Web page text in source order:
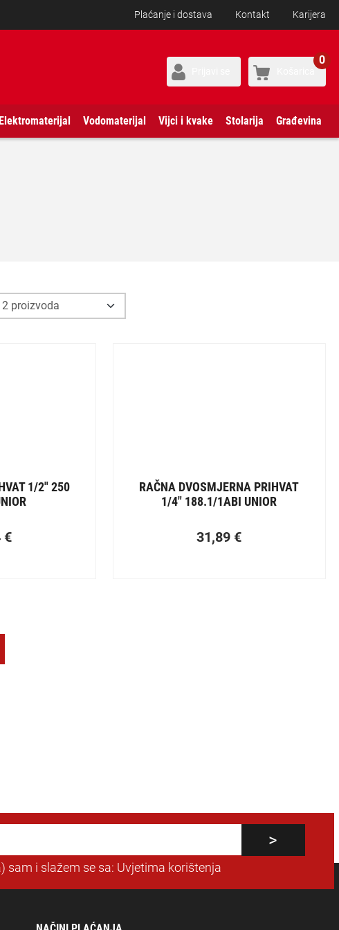
Plaćanje i dostava Kontakt Karijera
0
Elektromaterijal Vodomaterijal Vijci i kvake Stolarija Građevina
1/2″ 250
€
RAČNA DVOSMJERNA PRIHVAT
1/4″ 188.1/1ABI UNIOR
31,89 €
sam i slažem se sa: Uvjetima korištenja